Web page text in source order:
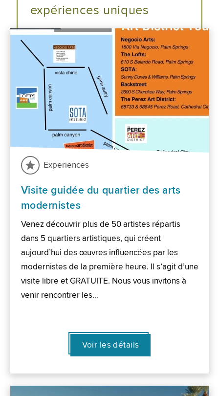
expériences uniques
Experiences
Visite guidée du quartier des arts
modernistes
Venez découvrir plus de 50 artistes répartis
dans 5 quartiers artistiques, qui créent
aujourd’hui des œuvres influencées par les
modernistes de la première heure. Il s’agit d’une
visite libre et GRATUITE. Nous vous invitons à
venir rencontrer les…
Voir les détails